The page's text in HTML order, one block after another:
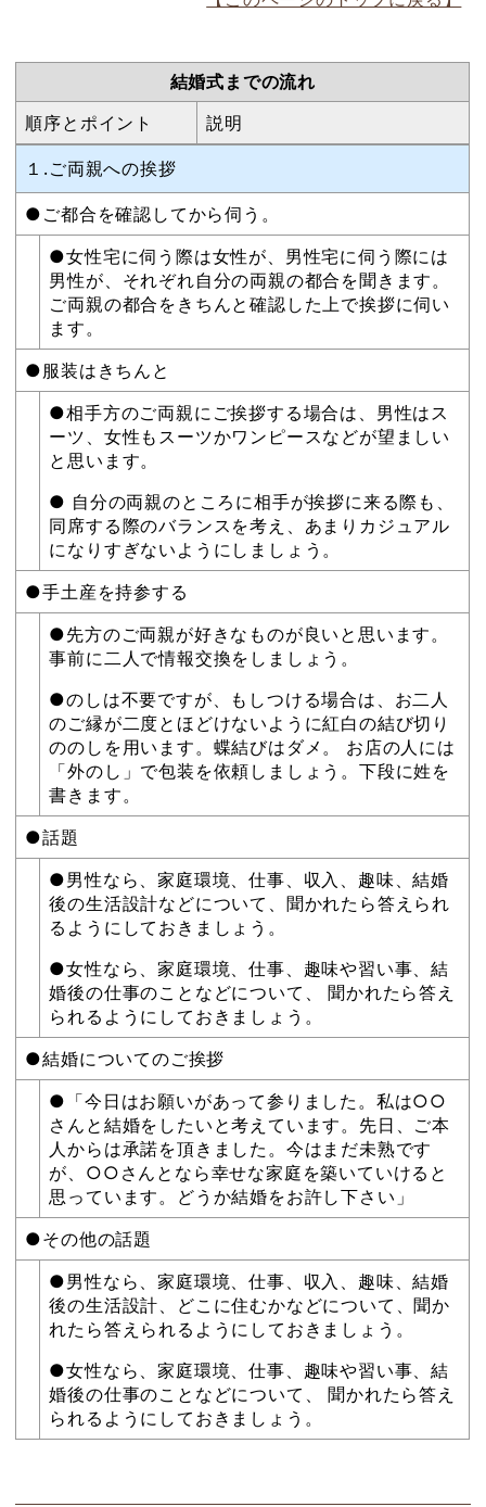
結婚式までの流れ
順序とポイント
説明
１.ご両親への挨拶
●ご都合を確認してから伺う。
●女性宅に伺う際は女性が、男性宅に伺う際には
男性が、それぞれ自分の両親の都合を聞きます。
ご両親の都合をきちんと確認した上で挨拶に伺い
ます。
●服装はきちんと
●相手方のご両親にご挨拶する場合は、男性はス
ーツ、女性もスーツかワンピースなどが望ましい
と思います。
● 自分の両親のところに相手が挨拶に来る際も、
同席する際のバランスを考え、あまりカジュアル
になりすぎないようにしましょう。
●手土産を持参する
●先方のご両親が好きなものが良いと思います。
事前に二人で情報交換をしましょう。
●のしは不要ですが、もしつける場合は、お二人
のご縁が二度とほどけないように紅白の結び切り
ののしを用います。蝶結びはダメ。 お店の人には
「外のし」で包装を依頼しましょう。下段に姓を
書きます。
●話題
●男性なら、家庭環境、仕事、収入、趣味、結婚
後の生活設計などについて、聞かれたら答えられ
るようにしておきましょう。
●女性なら、家庭環境、仕事、趣味や習い事、結
婚後の仕事のことなどについて、 聞かれたら答え
られるようにしておきましょう。
●結婚についてのご挨拶
●「今日はお願いがあって参りました。私は○○
さんと結婚をしたいと考えています。先日、ご本
人からは承諾を頂きました。今はまだ未熟です
が、○○さんとなら幸せな家庭を築いていけると
思っています。どうか結婚をお許し下さい」
●その他の話題
●男性なら、家庭環境、仕事、収入、趣味、結婚
後の生活設計、どこに住むかなどについて、聞か
れたら答えられるようにしておきましょう。
●女性なら、家庭環境、仕事、趣味や習い事、結
婚後の仕事のことなどについて、 聞かれたら答え
られるようにしておきましょう。